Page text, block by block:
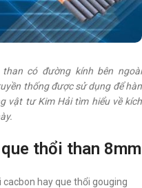
có đường kính bên ngoài
thống được sử dụng để hàn
vật tư Kim Hải tìm hiểu về kích
thổi than 8mm
cacbon hay que thổi gouging